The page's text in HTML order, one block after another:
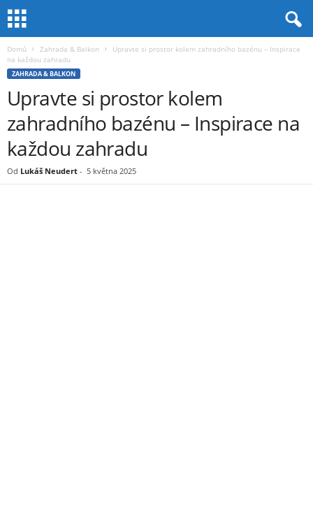
Domů Zahrada & Balkon
Upravte si prostor kolem zahradního bazénu – Inspirace
na každou zahradu
ZAHRADA & BALKON
Upravte si prostor kolem
zahradního bazénu – Inspirace na
každou zahradu
Od Lukáš Neudert - 5 května 2025